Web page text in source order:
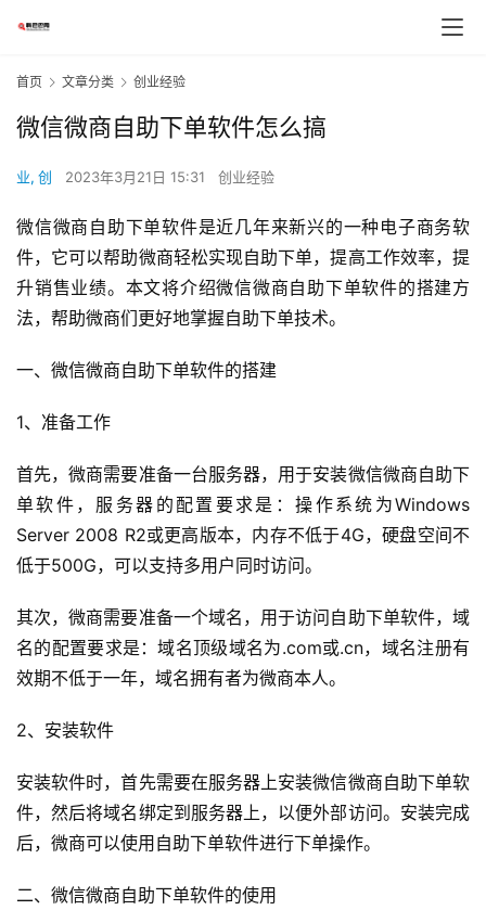
首页 文章分类 创业经验
微信微商自助下单软件怎么搞
业, 创 2023年3月21日 15:31 创业经验
微信微商自助下单软件是近几年来新兴的一种电子商务软
件，它可以帮助微商轻松实现自助下单，提高工作效率，提
升销售业绩。本文将介绍微信微商自助下单软件的搭建方
法，帮助微商们更好地掌握自助下单技术。
一、微信微商自助下单软件的搭建
1、准备工作
首先，微商需要准备一台服务器，用于安装微信微商自助下
单软件，服务器的配置要求是：操作系统为Windows
Server 2008 R2或更高版本，内存不低于4G，硬盘空间不
低于500G，可以支持多用户同时访问。
其次，微商需要准备一个域名，用于访问自助下单软件，域
名的配置要求是：域名顶级域名为.com或.cn，域名注册有
效期不低于一年，域名拥有者为微商本人。
2、安装软件
安装软件时，首先需要在服务器上安装微信微商自助下单软
件，然后将域名绑定到服务器上，以便外部访问。安装完成
后，微商可以使用自助下单软件进行下单操作。
二、微信微商自助下单软件的使用